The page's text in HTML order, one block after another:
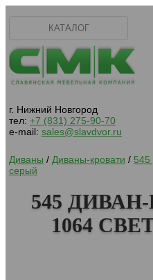
КАТАЛОГ
г. Нижний Новгород
тел: +7 (831) 275-90-70
e-mail: sales@slavdvor.ru
Диваны / Диваны-кровати / 545
серый
545
1064